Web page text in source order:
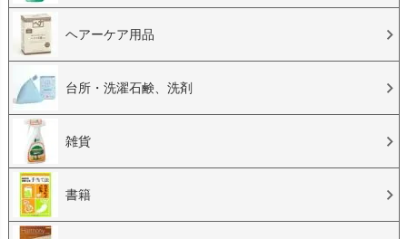
ヘアーケア用品
台所・洗濯石鹸、洗剤
雑貨
書籍